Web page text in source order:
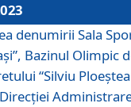
denumirii Sala
Bazinul Olimpic
“Silviu